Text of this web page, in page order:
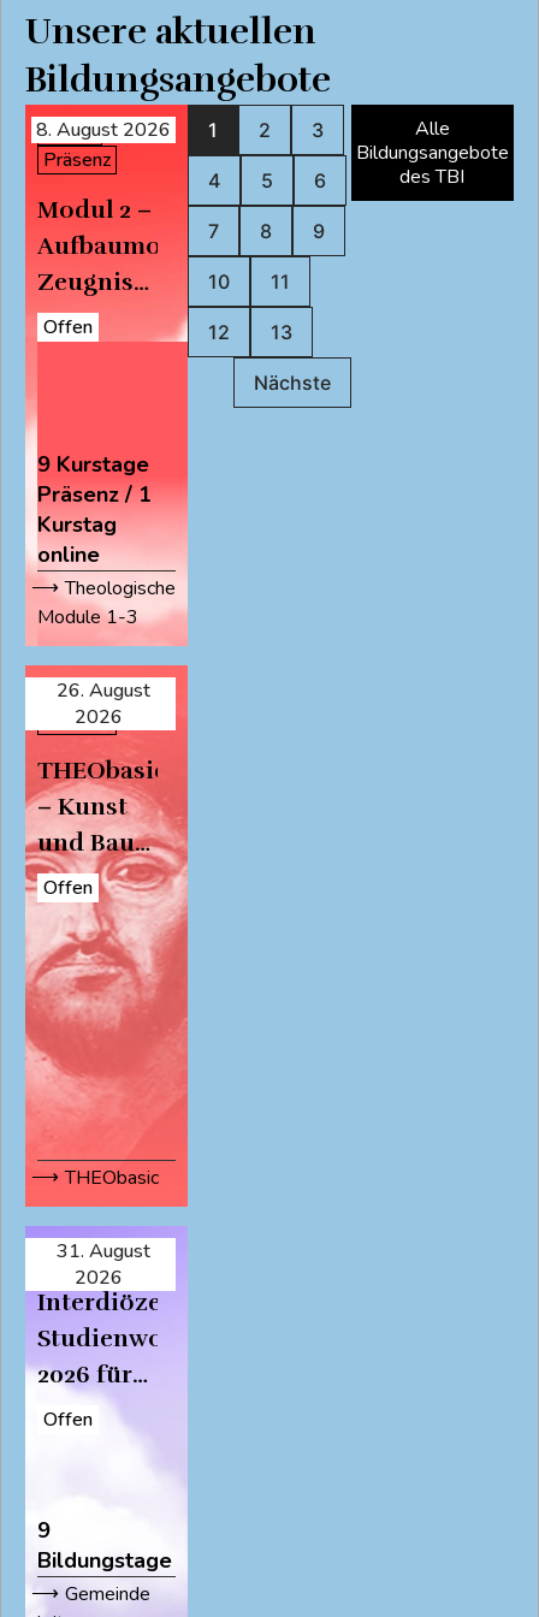
Unsere aktuellen
Bildungsangebote
Online
Präsenz
Modul 2 –
Aufbaumodul:
Zeugnis
des
Handeln
VISP 2026
Offen
8. August 2026
9 Kurstage
Präsenz / 1
Kurstag
online
Theologische
Module 1-3
Online
Präsenz
THEObasic
– Kunst
und Bau
sehen –
Christentum
verstehen
Offen
26. August
2026
THEObasic
Präsenz
Interdiözesane
Studienwochen
2026 für
Theolog:innen
Offen
31. August
2026
9
Bildungstage
Gemeinde
1 2 3
4 5 6
7 8 9
10 11
12 13
Nächste
Alle
Bildungsangebote
des TBI